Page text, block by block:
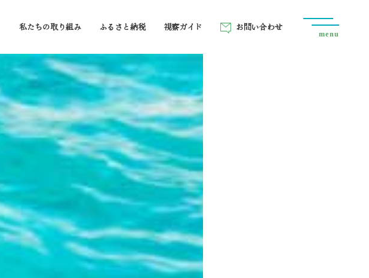
私たちの取り組み ふるさと納税 視察ガイド お問い合わせ
menu